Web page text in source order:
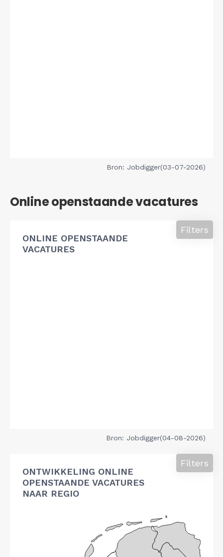
Bron: Jobdigger(03-07-2026)
Online openstaande vacatures
ONLINE OPENSTAANDE
VACATURES
Filters
Bron: Jobdigger(04-08-2026)
ONTWIKKELING ONLINE
OPENSTAANDE VACATURES
NAAR REGIO
Filters